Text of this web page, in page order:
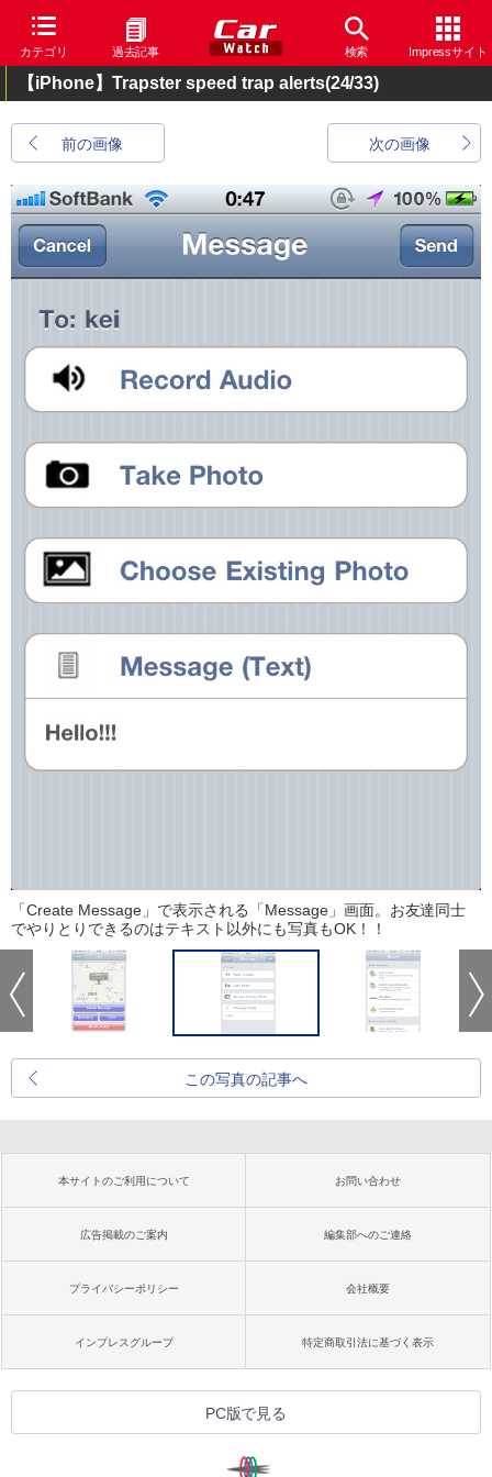
カテゴリ 過去記事 検索 Impressサイト
【iPhone】Trapster speed trap alerts(24/33)
前の画像 次の画像
「Create Message」で表示される「Message」画面。お友達同士
でやりとりできるのはテキスト以外にも写真もOK！！
この写真の記事へ
本サイトのご利用について お問い合わせ
広告掲載のご案内 編集部へのご連絡
プライバシーポリシー 会社概要
インプレスグループ 特定商取引法に基づく表示
PC版で見る